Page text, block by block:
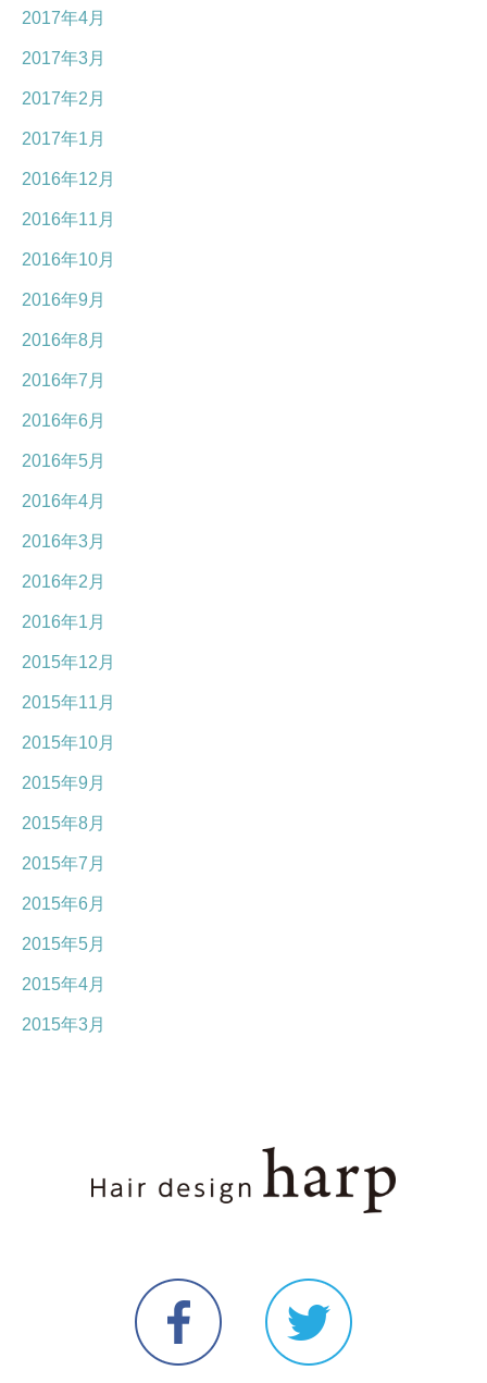
2017年4月
2017年3月
2017年2月
2017年1月
2016年12月
2016年11月
2016年10月
2016年9月
2016年8月
2016年7月
2016年6月
2016年5月
2016年4月
2016年3月
2016年2月
2016年1月
2015年12月
2015年11月
2015年10月
2015年9月
2015年8月
2015年7月
2015年6月
2015年5月
2015年4月
2015年3月